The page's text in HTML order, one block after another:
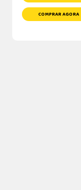
COMPRAR AGORA